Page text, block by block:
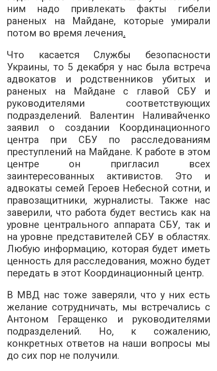
ним надо привлекать факты гибели
раненых на Майдане, которые умирали
потом во время лечения.
Что касается Службы безопасности
Украины, то 5 декабря у нас была встреча
адвокатов и родственников убитых и
раненых на Майдане с главой СБУ и
руководителями соответствующих
подразделений. Валентин Наливайченко
заявил о создании Координационного
центра при СБУ по расследованиям
преступлений на Майдане. К работе в этом
центре он пригласил всех
заинтересованных активистов. Это и
адвокаты семей Героев Небесной сотни, и
правозащитники, журналисты. Также нас
заверили, что работа будет вестись как на
уровне центрального аппарата СБУ, так и
на уровне представителей СБУ в областях.
Любую информацию, которая будет иметь
ценность для расследования, можно будет
передать в этот Координационный центр.
В МВД нас тоже заверяли, что у них есть
желание сотрудничать, мы встречались с
Антоном Геращенко и руководителями
подразделений. Но, к сожалению,
конкретных ответов на наши вопросы мы
до сих пор не получили.